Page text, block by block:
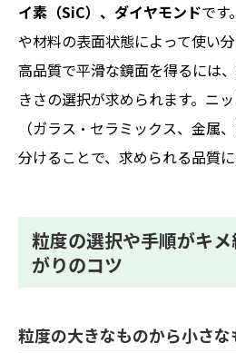
イ素（SiC）、ダイヤモンドです
や材料の表面状態によって使い分
高品質で平滑な鏡面を得るには
きさの選択が求められます。ニ
（ガラス・セラミックス、金属
分けることで、求められる品質に
粒度の選択や手順がキ
がりのコツ
粒度の大きなものから小さな